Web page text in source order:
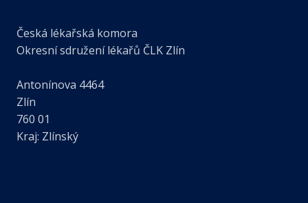
Česká lékařská komora
Okresní sdružení lékařů ČLK Zlín
Antonínova 4464
Zlín
760 01
Kraj: Zlínský